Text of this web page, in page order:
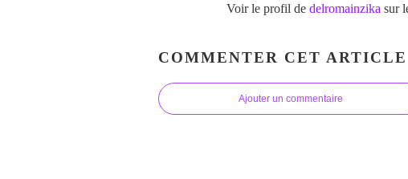
Voir le profil de delromainzika sur
COMMENTER CET ARTICLE
Ajouter un commentaire